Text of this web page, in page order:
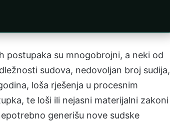
postupaka su mnogobrojni, a neki od
sudova, nedovoljan broj sudija,
loša rješenja u procesnim
te loši ili nejasni materijalni zakoni
generišu nove sudske